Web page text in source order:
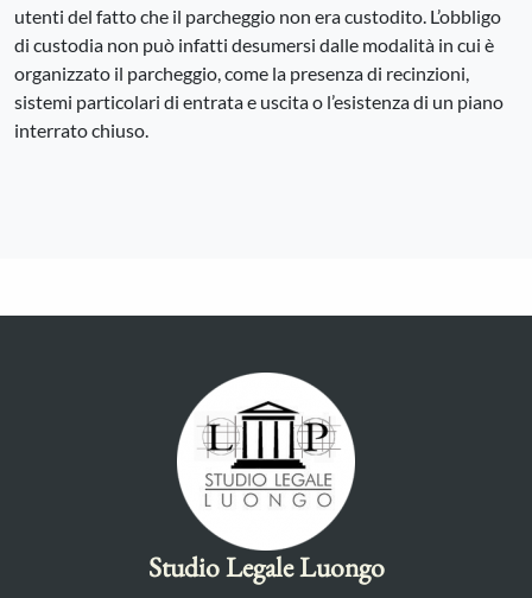
utenti del fatto che il parcheggio non era custodito. L’obbligo
di custodia non può infatti desumersi dalle modalità in cui è
organizzato il parcheggio, come la presenza di recinzioni,
sistemi particolari di entrata e uscita o l’esistenza di un piano
interrato chiuso.
Studio Legale Luongo